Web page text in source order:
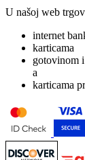
U našoj web
internet
karticama
gotovinom
a
karticama